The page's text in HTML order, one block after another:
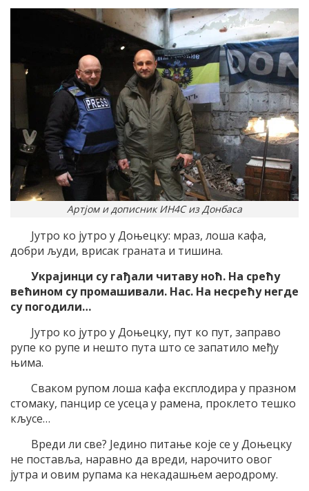
Артјом и дописник ИН4С из Донбаса
Јутро ко јутро у Доњецку: мраз, лоша кафа,
добри људи, врисак граната и тишина.
Украјинци су гађали читаву ноћ. На срећу
већином су промашивали. Нас. На несрећу негде
су погодили…
Јутро ко јутро у Доњецку, пут ко пут, заправо
рупе ко рупе и нешто пута што се запатило међу
њима.
Сваком рупом лоша кафа експлодира у празном
стомаку, панцир се усеца у рамена, проклето тешко
кљусе…
Вреди ли све? Једино питање које се у Доњецку
не поставља, наравно да вреди, нарочито овог
јутра и овим рупама ка некадашњем аеродрому.